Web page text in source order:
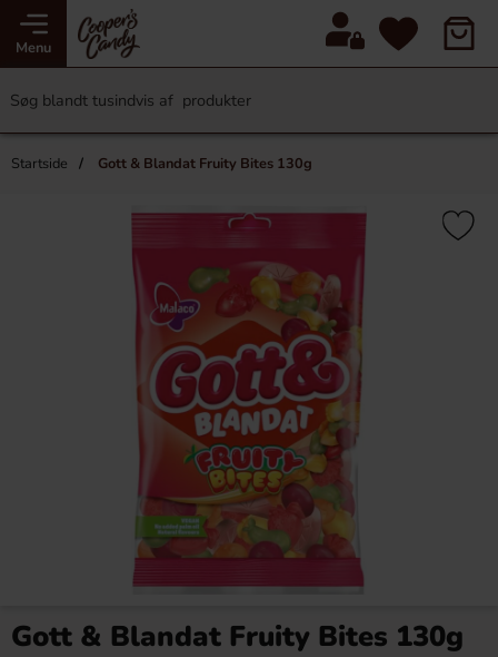
Menu
Startside Gott & Blandat Fruity Bites 130g
Gott & Blandat Fruity Bites 130g